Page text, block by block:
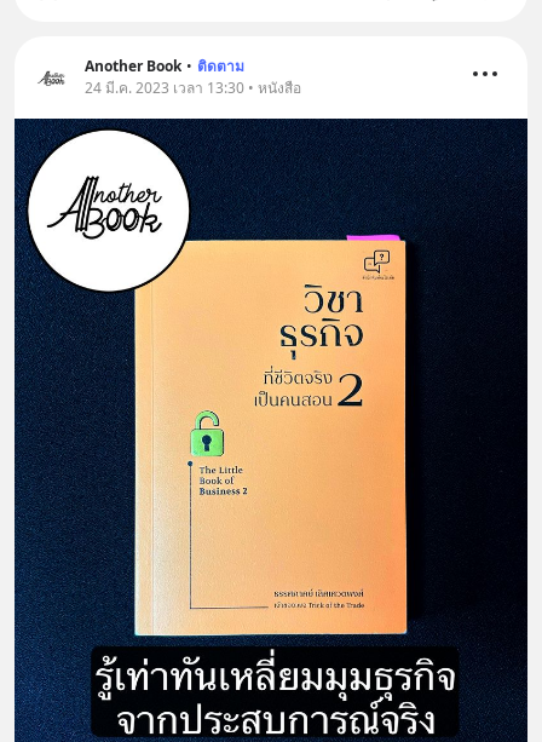
Another Book • ติดตาม
24 มี.ค. 2023 เวลา 13:30 • หนังสือ